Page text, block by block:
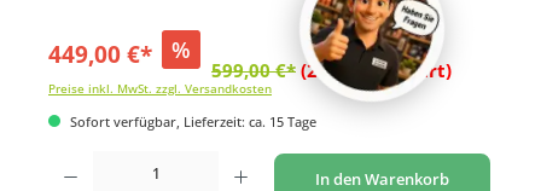
449,00 €* %
599,00 €* (25.04% gespart)
Preise inkl. MwSt. zzgl. Versandkosten
Sofort verfügbar, Lieferzeit: ca. 15 Tage
Produkt Anzahl: Gib den gewünschten Wert ein oder benutze die Schaltflächen um
In den Warenkorb